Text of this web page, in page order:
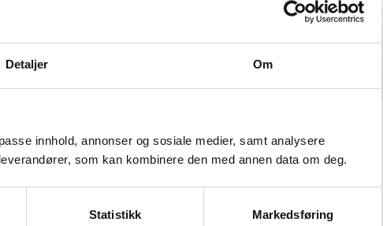
Detaljer Om
innhold, annonser og sosiale medier, samt analysere
som kan kombinere den med annen data om deg.
Statistikk Markedsføring
Motta nyheter om utlysninger, tildelinger, søknadsfrister og
Registrer deg her